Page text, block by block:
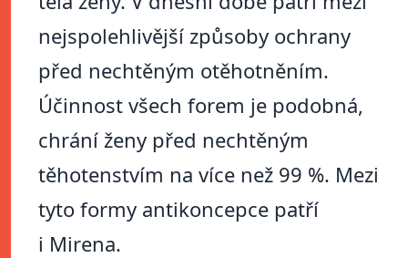
nejspolehlivější způsoby ochrany
před nechtěným otěhotněním.
Účinnost všech forem je podobná,
chrání ženy před nechtěným
těhotenstvím na více než 99 %. Mezi
tyto formy antikoncepce patří
i Mirena.